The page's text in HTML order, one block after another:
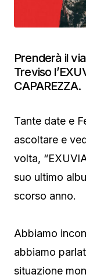
Prenderà il
Treviso
CAPAREZZA.
Tante date e
ascoltare e
volta,
suo ultimo
scorso anno.
Abbiamo
abbiamo
situazione